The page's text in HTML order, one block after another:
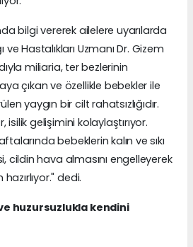
bilgi vererek ailelere uyarılarda
Hastalıkları Uzmanı Dr. Gizem
miliaria, ter bezlerinin
çıkan ve özellikle bebekler ile
yaygın bir cilt rahatsızlığıdır.
isilik gelişimini kolaylaştırıyor.
bebeklerin kalın ve sıkı
cildin hava almasını engelleyerek
dedi.
huzursuzlukla kendini